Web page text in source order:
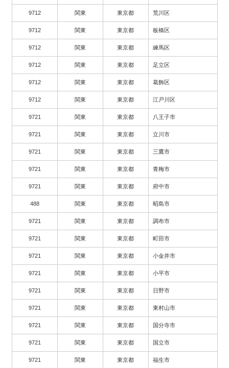
9712 関東 東京都 荒川区
9712 関東 東京都 板橋区
9712 関東 東京都 練馬区
9712 関東 東京都 足立区
9712 関東 東京都 葛飾区
9712 関東 東京都 江戸川区
9721 関東 東京都 八王子市
9721 関東 東京都 立川市
9721 関東 東京都 三鷹市
9721 関東 東京都 青梅市
9721 関東 東京都 府中市
488 関東 東京都 昭島市
9721 関東 東京都 調布市
9721 関東 東京都 町田市
9721 関東 東京都 小金井市
9721 関東 東京都 小平市
9721 関東 東京都 日野市
9721 関東 東京都 東村山市
9721 関東 東京都 国分寺市
9721 関東 東京都 国立市
9721 関東 東京都 福生市